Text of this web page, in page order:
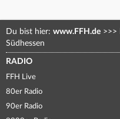
Du bist hier: www.FFH.de >>>
Südhessen
RADIO
FFH Live
80er Radio
90er Radio